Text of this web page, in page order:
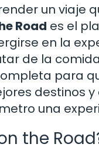
un viaje
Road es el
en la
de la
para
destinos
una
the